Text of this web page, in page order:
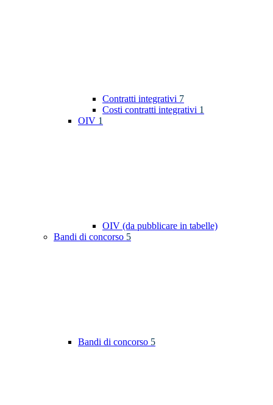
Contratti integrativi 7
Costi contratti integrativi 1
OIV 1
OIV (da pubblicare in tabelle)
Bandi di concorso 5
Bandi di concorso 5